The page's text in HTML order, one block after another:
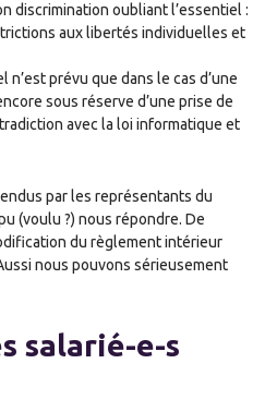
discrimination oubliant l’essentiel :
aux libertés individuelles et
n’est prévu que dans le cas d’une
sous réserve d’une prise de
avec la loi informatique et
par les représentants du
(voulu ?) nous répondre. De
du règlement intérieur
nous pouvons sérieusement
salarié-e-s